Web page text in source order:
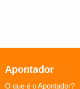
Apontador
O que é o Apontador?